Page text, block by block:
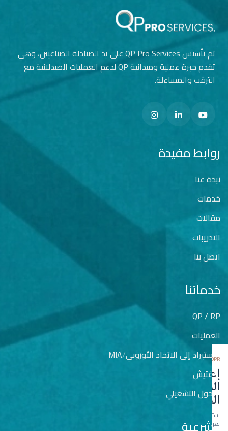
تم تأسيس QP Pro Services على يد الصيادلة الصناعيين، وهي
تقدم خبرة عملية وميدانية QP لدعم العمليات الصيدلانية مع
الترقب والمساءلة.
روابط مفيدة
نبذة عنا
خدمات
مقالات
التدريبات
اتصل بنا
خدماتنا
QP / RP
العمليات
الاستيراد إلى الاتحاد الأوروبي/
MIA
التفتيش
التحول التشغيلي
GDPR
إعدادات
الخصوصية
الخاصة بك
نستخدم ملفات
تعريف الارتباط لضمان